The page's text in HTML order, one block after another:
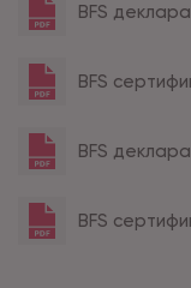
BFS
BFS
BFS
BFS